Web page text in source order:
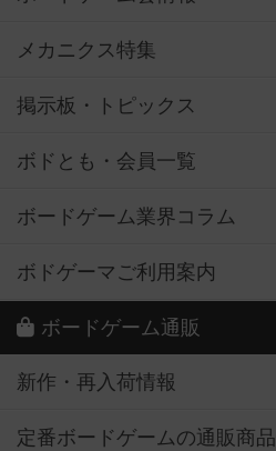
メカニクス特集
掲示板・トピックス
ボドとも・会員一覧
ボードゲーム業界コラム
ボドゲーマご利用案内
ボードゲーム通販
新作・再入荷情報
定番ボードゲームの通販商品